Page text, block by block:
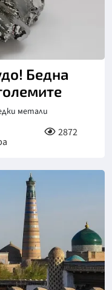
Бедна
метали
2872